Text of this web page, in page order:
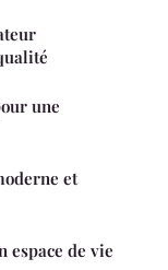
une
et
espace de vie